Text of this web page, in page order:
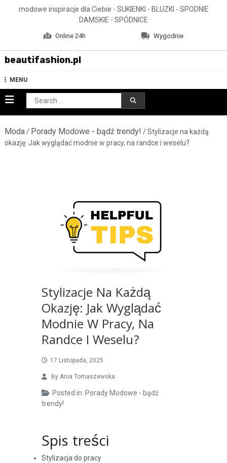
modowe inspiracje dla Ciebie - SUKIENKI - BLUZKI - SPODNIE
DAMSKIE - SPÓDNICE
Online 24h Wygodnie
beautifashion.pl
MENU
Search
for:
Moda/ Porady Modowe - bądź trendy! / Stylizacje na każdą
okazję: Jak wyglądać modnie w pracy, na randce i weselu?
Stylizacje Na Każdą
Okazję: Jak Wyglądać
Modnie W Pracy, Na
Randce I Weselu?
17 Listopada, 2025
By Ania Tomaszewska
Posted in: Porady Modowe - bądź
trendy!
Spis treści
Stylizacja do pracy